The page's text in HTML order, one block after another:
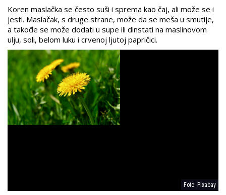
Koren maslačka se često suši i sprema kao čaj, ali može se i
jesti. Maslačak, s druge strane, može da se meša u smutije,
a takođe se može dodati u supe ili dinstati na maslinovom
ulju, soli, belom luku i crvenoj ljutoj papričici.
Foto: Pixabay